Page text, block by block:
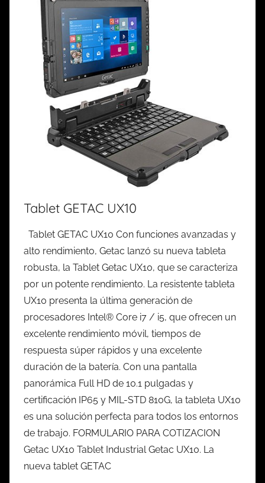
Tablet GETAC UX10
Tablet GETAC UX10 Con funciones avanzadas y
alto rendimiento, Getac lanzó su nueva tableta
robusta, la Tablet Getac UX10, que se caracteriza
por un potente rendimiento. La resistente tableta
UX10 presenta la última generación de
procesadores Intel® Core i7 / i5, que ofrecen un
excelente rendimiento móvil, tiempos de
respuesta súper rápidos y una excelente
duración de la batería. Con una pantalla
panorámica Full HD de 10.1 pulgadas y
certificación IP65 y MIL-STD 810G, la tableta UX10
es una solución perfecta para todos los entornos
de trabajo. FORMULARIO PARA COTIZACION
Getac UX10 Tablet Industrial Getac UX10. La
nueva tablet GETAC